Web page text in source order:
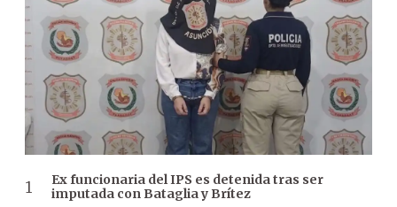
Ex funcionaria del IPS es detenida tras ser
imputada con Bataglia y Brítez